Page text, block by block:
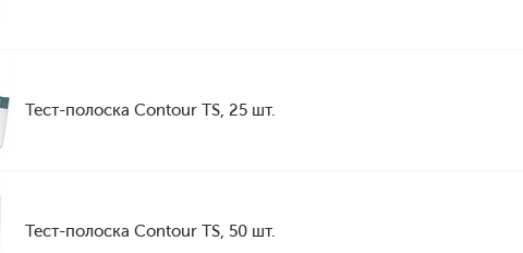
Тест-полоска Contour TS, 25 шт.
Тест-полоска Contour TS, 50 шт.